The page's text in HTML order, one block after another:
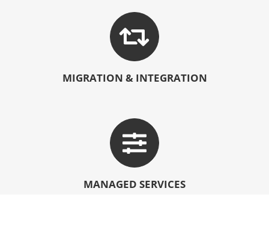
MIGRATION & INTEGRATION
MANAGED SERVICES